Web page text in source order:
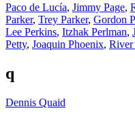
Paco de Lucía, Jimmy Page,
Parker, Trey Parker, Gordon
Lee Perkins, Itzhak Perlman,
Petty, Joaquin Phoenix, River
q
Dennis Quaid